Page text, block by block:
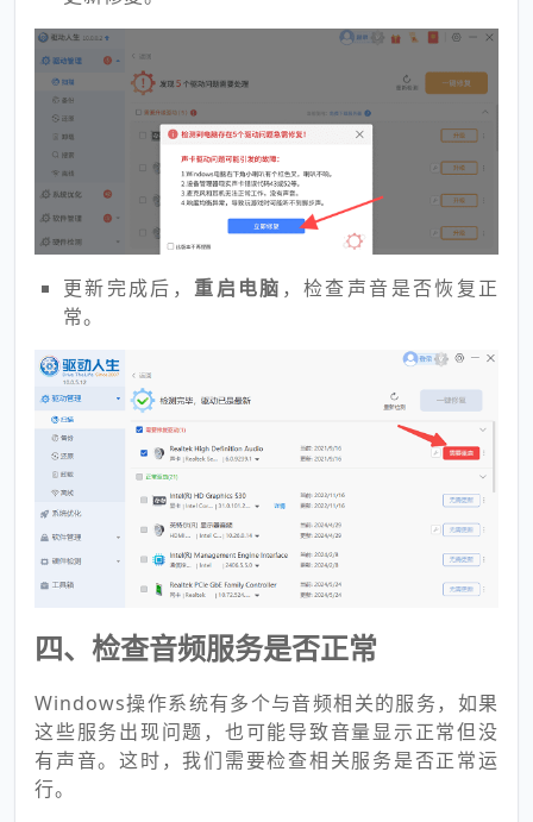
更新完成后， 重启电脑 ，检查声音是否恢复正
常。
四、检查音频服务是否正常
Windows操作系统有多个与音频相关的服务，如果
这些服务出现问题，也可能导致音量显示正常但没
有声音。这时，我们需要检查相关服务是否正常运
行。